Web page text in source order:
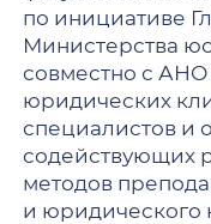
по инициативе
Министерства
совместно с АНО
юридических
специалистов и
содействующих
методов
и юридического